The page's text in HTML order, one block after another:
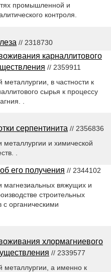
промышленной и
контроля.
// 2318730
карналлитового
// 2359911
металлургии, в частности к
сырья к процессу
.
серпентинита // 2356836
металлургии и химической
.
его получения // 2344102
магнезиальных вяжущих и
строительных
с органическими
хлормагниевого
// 2339577
металлургии, а именно к